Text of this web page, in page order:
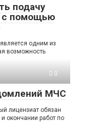
подачу
с помощью
одним из
возможность
0
МЧС
лицензиат обязан
окончании работ по